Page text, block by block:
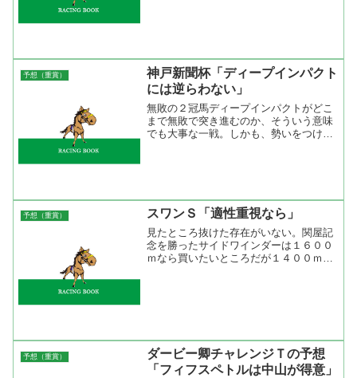
予想（重賞）
神戸新聞杯「ディープインパクト
には逆らわない」
無敗の２冠馬ディープインパクトがどこ
まで無敗で突き進むのか、そういう意味
でも大事な一戦。しかも、勢いをつける
予想（重賞） スワンＳ「適性重視なら」
見たところ抜けた存在がいない。関屋記
念を勝ったサイドワインダーは１６００
ｍなら買いたいところだが１４００ｍだ
予想（重賞）
ダービー卿チャレンジＴの予想
「フィフスペトルは中山が得意」